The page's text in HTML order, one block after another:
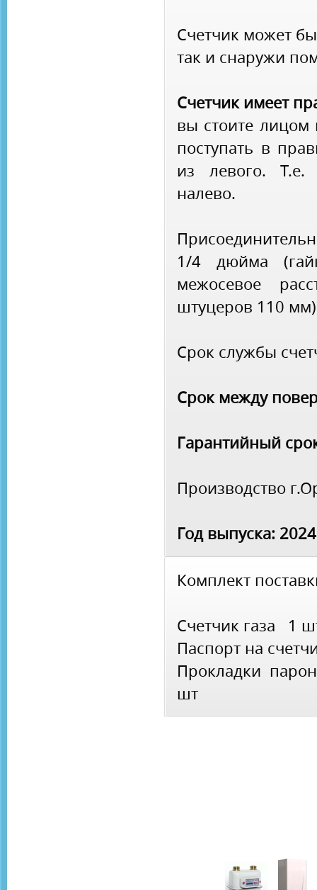
Счетчик может
так и снаружи
Счетчик имеет
вы стоите лицом
поступать в
из левого. Т.е.
налево.
1/4 дюйма
межосевое
штуцеров 110
Срок службы
Срок между
Гарантийный
Производство
Год выпуска: 2024
Комплект
Счетчик газа 1
Паспорт на
Прокладки
шт